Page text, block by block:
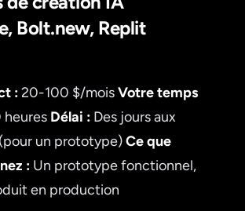
Bolt.new, Replit
:20-100 $/moisVotre temps
Délai : Des jours aux
un prototype)Ce que
: Un prototype fonctionnel,
en production